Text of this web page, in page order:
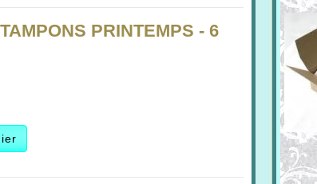
PRINTEMPS - 6